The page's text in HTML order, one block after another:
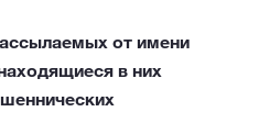
от имени
в них